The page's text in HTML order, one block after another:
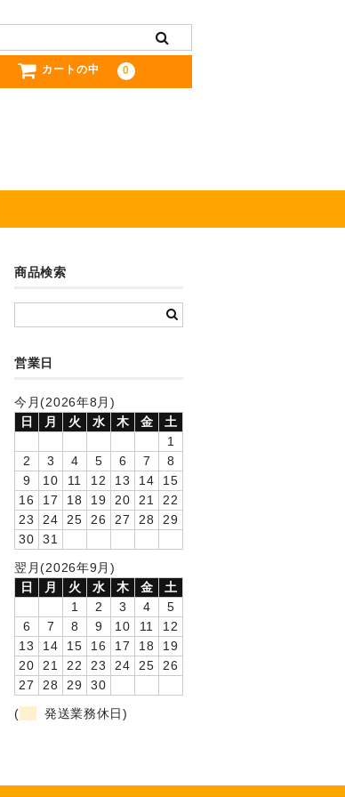
カートの中 0
商品検索
営業日
今月(2026年8月)
日
月 火 水 木 金
土
1
2
3 4 5 6 7
8
9
10 11 12 13 14
15
16
17 18 19 20 21
22
23
24 25 26 27 28
29
30
31
翌月(2026年9月)
日
月 火 水 木 金
土
1
2 3 4
5
6
7 8 9 10 11
12
13
14 15 16 17 18
19
20
21 22 23 24 25
26
27
28 29
30
(
発送業務休日)